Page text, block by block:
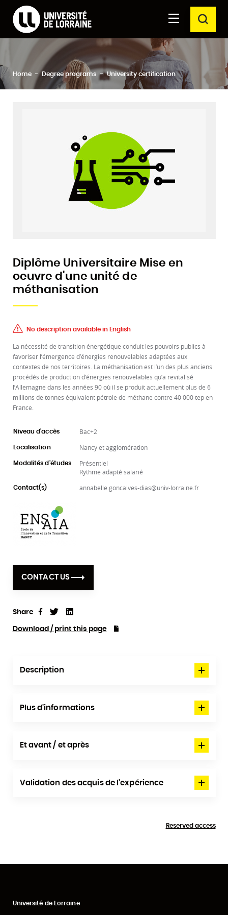
contenu
principal
moteur
de
recherche
Search
Close
Home Degree programs University certification
Diplôme Universitaire Mise en
oeuvre d'une unité de
méthanisation
No description available in English
La nécessité de transition énergétique conduit les pouvoirs publics à
favoriser l’émergence d’énergies renouvelables adaptées aux
contextes de nos territoires. La méthanisation est l’un des plus anciens
procédés de production d’énergies renouvelables qu’a revitalisé
l’Allemagne dans les années 90 où il se produit actuellement plus de 6
millions de tonnes équivalent pétrole de méthane contre 40 000 tep en
France.
Niveau d'accès Bac+2
Localisation Nancy et agglomération
Modalités d'études
Présentiel
Rythme adapté salarié
Contact(s) annabelle.goncalves-dias@univ-lorraine.fr
CONTACT US
Share ShareTweet
Download / print this page
Description
Plus d'informations
Et avant / et après
Validation des acquis de l'expérience
Reserved access
Université de Lorraine